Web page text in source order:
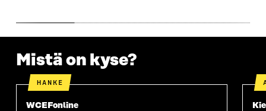
Mistä on kyse?
HANKE
WCEFonline